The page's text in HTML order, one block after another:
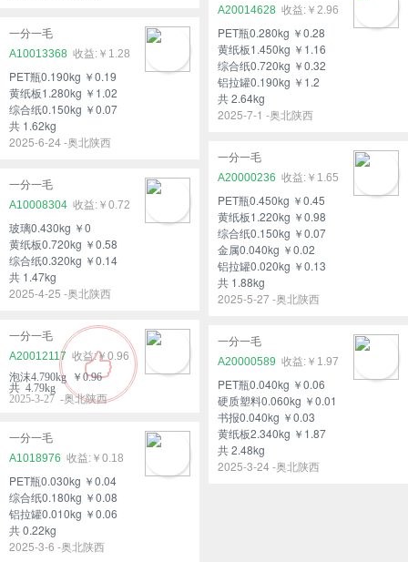
A20014628
￥2.96
PET瓶0.280kg ￥0.28
黄纸板1.450kg ￥1.16
综合纸0.720kg ￥0.32
铝拉罐0.190kg ￥1.2
共 2.64kg
2025-7-1 -奥北陕西
一分一毛
A10013368
￥1.28
PET瓶0.190kg ￥0.19
黄纸板1.280kg ￥1.02
综合纸0.150kg ￥0.07
共 1.62kg
2025-6-24 -奥北陕西
一分一毛
A20000236
￥1.65
PET瓶0.450kg ￥0.45
黄纸板1.220kg ￥0.98
综合纸0.150kg ￥0.07
金属0.040kg ￥0.02
铝拉罐0.020kg ￥0.13
共 1.88kg
2025-5-27 -奥北陕西
一分一毛
A10008304
￥0.72
玻璃0.430kg ￥0
黄纸板0.720kg ￥0.58
综合纸0.320kg ￥0.14
共 1.47kg
2025-4-25 -奥北陕西
一分一毛
A20012117
￥0.96
泡沫4.790kg ￥0.96
共 4.79kg
2025-3-27 -奥北陕西
一分一毛
A20000589
￥1.97
PET瓶0.040kg ￥0.06
硬质塑料0.060kg ￥0.01
书报0.040kg ￥0.03
黄纸板2.340kg ￥1.87
共 2.48kg
2025-3-24 -奥北陕西
一分一毛
A1018976
￥0.18
PET瓶0.030kg ￥0.04
综合纸0.180kg ￥0.08
铝拉罐0.010kg ￥0.06
共 0.22kg
2025-3-6 -奥北陕西